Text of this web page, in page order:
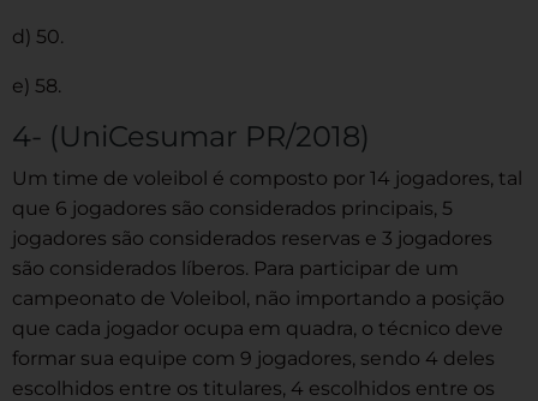
d) 50.
e) 58.
4- (UniCesumar PR/2018)
Um time de voleibol é composto por 14 jogadores, tal
que 6 jogadores são considerados principais, 5
jogadores são considerados reservas e 3 jogadores
são considerados líberos. Para participar de um
campeonato de Voleibol, não importando a posição
que cada jogador ocupa em quadra, o técnico deve
formar sua equipe com 9 jogadores, sendo 4 deles
escolhidos entre os titulares, 4 escolhidos entre os